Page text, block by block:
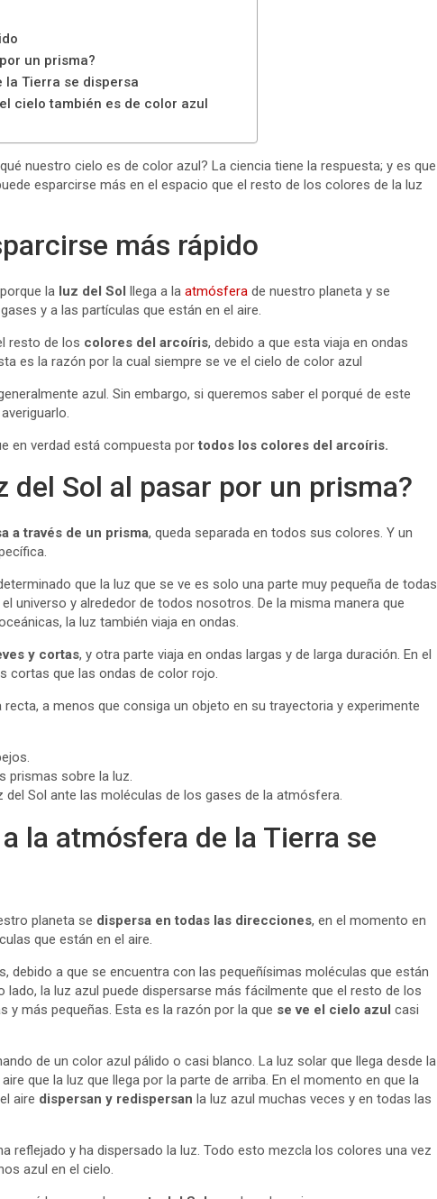
un prisma?
la Tierra se dispersa
cielo también es de color azul
nuestro cielo es de color azul? La ciencia tiene la respuesta; y es que
esparcirse más en el espacio que el resto de los colores de la luz
más rápido
la luz del Sol llega a la atmósfera de nuestro planeta y se
y a las partículas que están en el aire.
resto de los colores del arcoíris, debido a que esta viaja en ondas
es la razón por la cual siempre se ve el cielo de color azul
azul. Sin embargo, si queremos saber el porqué de este
en verdad está compuesta portodos los colores del arcoíris.
del Sol al pasar por un prisma?
a través de un prisma, queda separada en todos sus colores. Y un
que la luz que se ve es solo una parte muy pequeña de todas
universo y alrededor de todos nosotros. De la misma manera que
la luz también viaja en ondas.
y cortas, y otra parte viaja en ondas largas y de larga duración. En el
cortas que las ondas de color rojo.
a menos que consiga un objeto en su trayectoria y experimente
prismas sobre la luz.
del Sol ante las moléculas de los gases de la atmósfera.
la atmósfera de la Tierra se
planeta se dispersa en todas las direcciones, en el momento en
que están en el aire.
debido a que se encuentra con las pequeñísimas moléculas que están
la luz azul puede dispersarse más fácilmente que el resto de los
más pequeñas. Esta es la razón por la que se ve el cielo azul casi
de un color azul pálido o casi blanco. La luz solar que llega desde la
que la luz que llega por la parte de arriba. En el momento en que la
aire dispersan y redispersan la luz azul muchas veces y en todas las
reflejado y ha dispersado la luz. Todo esto mezcla los colores una vez
azul en el cielo.